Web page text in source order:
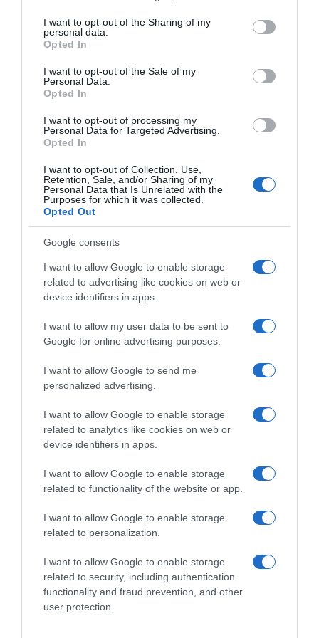
not limited to your visit or usage behaviour. You may click to
grant or deny consent to Google and its third-party tags to
use your data for below specified purposes in below Google
consent section.
I want to opt-out of the Sharing of my
personal data.
Opted In
I want to opt-out of the Sale of my
Personal Data.
Opted In
I want to opt-out of processing my
Personal Data for Targeted Advertising.
Opted In
I want to opt-out of Collection, Use,
Retention, Sale, and/or Sharing of my
Personal Data that Is Unrelated with the
Purposes for which it was collected.
Opted Out
Google consents
I want to allow Google to enable storage
related to advertising like cookies on web or
device identifiers in apps.
I want to allow my user data to be sent to
Google for online advertising purposes.
I want to allow Google to send me
personalized advertising.
I want to allow Google to enable storage
related to analytics like cookies on web or
device identifiers in apps.
I want to allow Google to enable storage
related to functionality of the website or app.
I want to allow Google to enable storage
related to personalization.
I want to allow Google to enable storage
related to security, including authentication
functionality and fraud prevention, and other
user protection.
dešavanja.
dogovori i potpisivanja završe u ovom vremenskom okviru, jer
kasnije okolnosti mogu biti sporije i manje povoljne za brze
Kako da ne propustite prilike
Najveći izazov u narednim danima bit će odlaganje odluka i
previše razmišljanja prije akcije. Za Bikove je važno da brzo
reaguju na konkretne ponude, bez nepotrebnog odlaganja.
formalizuju, jer previše dijeljenja informacija može unijeti
nepotreban uticaj okoline. Posebno se ističu petak i ponedjeljak
kao dani kada se mogu donijeti ključne odluke.
Šta zapravo znači finansijski preokret za ova dva znaka
Ovaj period ne govori o naglim dobicima, već o zatvaranju
dugotrajnih finansijskih rupa i stabilizaciji koja donosi olakšanje i
mir. To može uključivati naplatu potraživanja, rješavanje zaostalih
obaveza ili neočekivanu pomoć u pravom trenutku.